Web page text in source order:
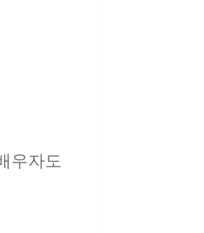
우자도